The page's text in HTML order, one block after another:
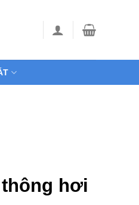
thông hơi